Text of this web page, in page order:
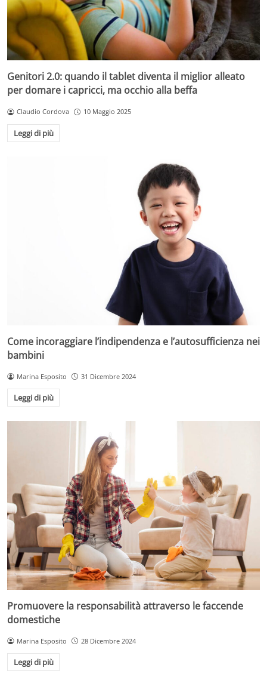
Genitori 2.0: quando il tablet diventa il miglior alleato
per domare i capricci, ma occhio alla beffa
Claudio Cordova 10 Maggio 2025
Leggi di più
Come incoraggiare l’indipendenza e l’autosufficienza nei
bambini
Marina Esposito 31 Dicembre 2024
Leggi di più
Promuovere la responsabilità attraverso le faccende
domestiche
Marina Esposito 28 Dicembre 2024
Leggi di più